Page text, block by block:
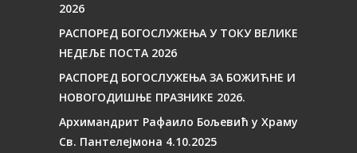
2026
РАСПОРЕД БОГОСЛУЖЕЊА У ТОКУ ВЕЛИКЕ
НЕДЕЉЕ ПОСТА 2026
РАСПОРЕД БОГОСЛУЖЕЊА ЗА БОЖИЋНЕ И
НОВОГОДИШЊЕ ПРАЗНИКЕ 2026.
Архимандрит Рафаило Бољевић у Храму
Св. Пантелејмона 4.10.2025